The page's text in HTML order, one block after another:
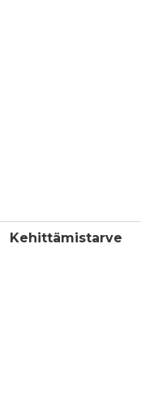
Kehittämistarve